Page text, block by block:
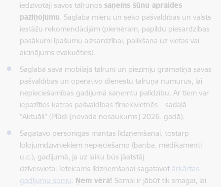
iedzīvotāji savos tālruņos saņems šūnu apraides
paziņojumu. Saglabā mieru un seko pašvaldības un valsts
iestāžu rekomendācijām (piemēram, papildu piesardzības
pasākumi īpašumu aizsardzībai, palikšana uz vietas vai
aicinājums evakuēties).
Saglabā savā mobilajā tālrunī un piezīmju grāmatiņā savas
pašvaldības un operatīvo dienestu tālruņa numurus, lai
nepieciešamības gadījumā saņemtu palīdzību. Ar tiem var
iepazīties katras pašvaldības tīmekļvietnēs – sadaļā
“Aktuāli” (Plūdi [novada nosaukums] 2026. gadā).
Sagatavo personīgās mantas līdzņemšanai, tostarp
lolojumdzīvniekiem nepieciešamo (barība, medikamenti
u.c.), gadījumā, ja uz laiku būs jāatstāj
dzīvesvieta. Ieteicams līdzņemšanai sagatavot ārkārtas
gadījumu somu . Ņem vērā! Somai ir jābūt tik smagai, lai